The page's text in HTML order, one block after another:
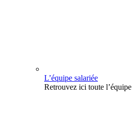
L’équipe salariée
Retrouvez ici toute